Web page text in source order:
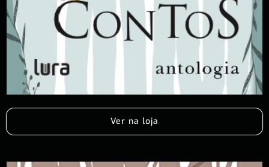
Ver na loja